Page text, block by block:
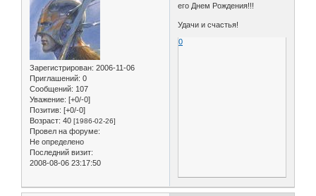
Зарегистрирован: 2006-11-06
Приглашений: 0
Сообщений: 107
Уважение: [+0/-0]
Позитив: [+0/-0]
Возраст: 40 [1986-02-26]
Провел на форуме:
Не определено
Последний визит:
2008-08-06 23:17:50
его Днем Рождения!!!
Удачи и счастья!
0